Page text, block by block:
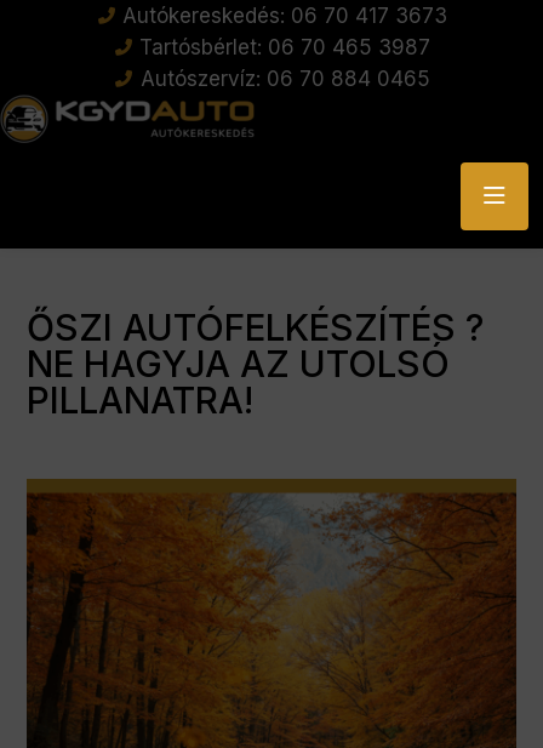
Autókereskedés: 06 70 417 3673
Tartósbérlet: 06 70 465 3987
Autószervíz: 06 70 884 0465
ŐSZI AUTÓFELKÉSZÍTÉS ?
NE HAGYJA AZ UTOLSÓ
PILLANATRA!